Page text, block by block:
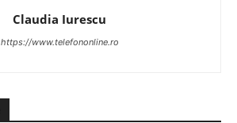
Claudia Iurescu
https://www.telefononline.ro